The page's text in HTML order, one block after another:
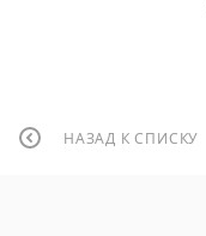
НАЗАД К СПИСКУ